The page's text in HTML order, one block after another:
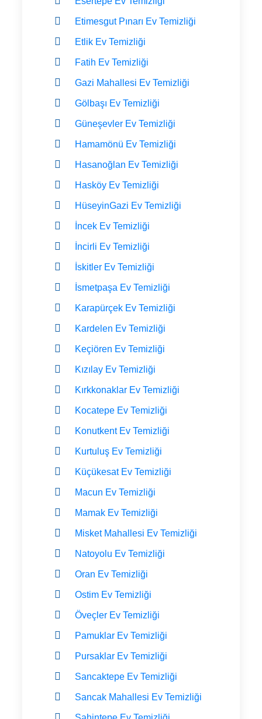
Etimesgut Pınarı Ev Temizliği
Etlik Ev Temizliği
Fatih Ev Temizliği
Gazi Mahallesi Ev Temizliği
Gölbaşı Ev Temizliği
Güneşevler Ev Temizliği
Hamamönü Ev Temizliği
Hasanoğlan Ev Temizliği
Hasköy Ev Temizliği
HüseyinGazi Ev Temizliği
İncek Ev Temizliği
İncirli Ev Temizliği
İskitler Ev Temizliği
İsmetpaşa Ev Temizliği
Karapürçek Ev Temizliği
Kardelen Ev Temizliği
Keçiören Ev Temizliği
Kızılay Ev Temizliği
Kırkkonaklar Ev Temizliği
Kocatepe Ev Temizliği
Konutkent Ev Temizliği
Kurtuluş Ev Temizliği
Küçükesat Ev Temizliği
Macun Ev Temizliği
Mamak Ev Temizliği
Misket Mahallesi Ev Temizliği
Natoyolu Ev Temizliği
Oran Ev Temizliği
Ostim Ev Temizliği
Öveçler Ev Temizliği
Pamuklar Ev Temizliği
Pursaklar Ev Temizliği
Sancaktepe Ev Temizliği
Sancak Mahallesi Ev Temizliği